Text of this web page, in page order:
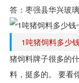
答：枣强县华兴玻
1吨猪饲料多少
猪饲料牌子很多的
料，挺多的。 要看